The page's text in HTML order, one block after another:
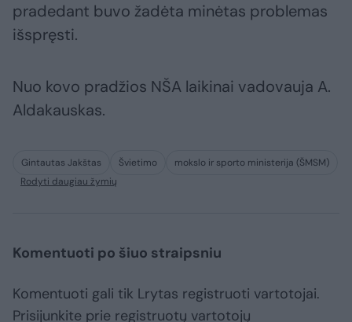
pradedant buvo žadėta minėtas problemas
išspręsti.
Nuo kovo pradžios NŠA laikinai vadovauja A.
Aldakauskas.
Gintautas Jakštas Švietimo
mokslo ir sporto ministerija (ŠMSM)
Rodyti daugiau žymių
Komentuoti po šiuo straipsniu
Komentuoti gali tik Lrytas registruoti vartotojai.
Prisijunkite prie registruotų vartotojų